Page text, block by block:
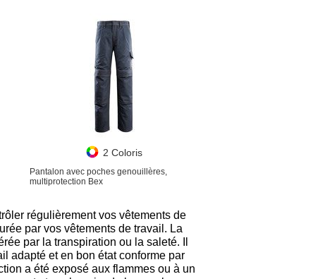
2 Coloris
Pantalon avec poches genouillères,
multiprotection Bex
régulièrement vos vêtements de
par vos vêtements de travail. La
par la transpiration ou la saleté. Il
adapté et en bon état conforme par
a été exposé aux flammes ou à un